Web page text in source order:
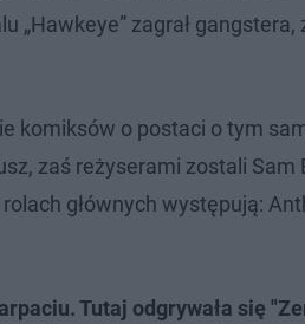
„Hawkeye” zagrał
komiksów o postaci o tym
zaś reżyserami zostali Sam
głównych występują:
Tutaj odgrywała się